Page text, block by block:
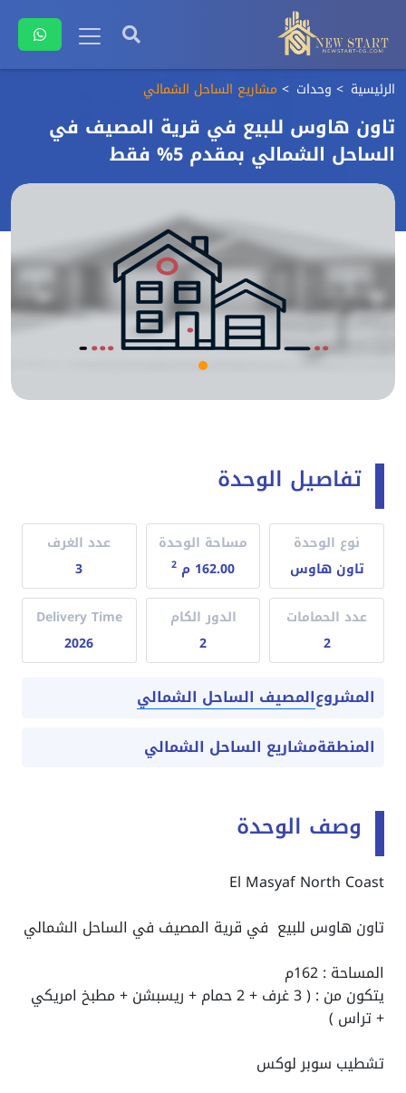
الرئيسية وحدات مشاريع الساحل الشمالي
تاون هاوس للبيع في قرية المصيف في
الساحل الشمالي بمقدم 5% فقط
تفاصيل الوحدة
نوع الوحدة
تاون هاوس
مساحة الوحدة
162.00 م
2
عدد الغرف
3
عدد الحمامات
2
الدور الكام
2
Delivery Time
2026
المشروعالمصيف الساحل الشمالي
المنطقةمشاريع الساحل الشمالي
وصف الوحدة
El Masyaf North Coast
تاون هاوس للبيع في قرية المصيف في الساحل الشمالي
المساحة : 162م
يتكون من : ( 3 غرف + 2 حمام + ريسبشن + مطبخ امريكي
+ تراس )
تشطيب سوبر لوكس